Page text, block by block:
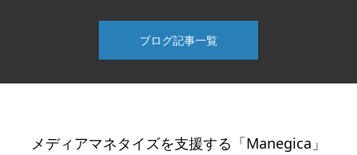
ブログ記事一覧
メディアマネタイズを支援する「Manegica」